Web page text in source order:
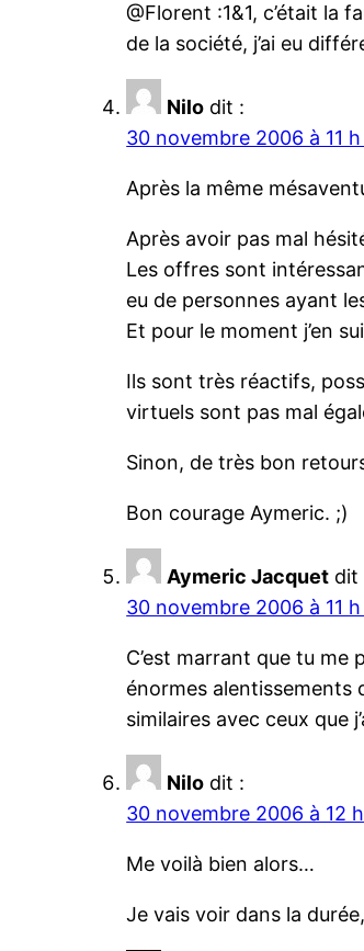
@Florent :1&1, c’était la
de la société, j’ai eu
Nilo dit :
30 novembre 2006 à 11
Après la même
Après avoir pas mal
Les offres sont
eu de personnes ayant
Et pour le moment j’en
Ils sont très réactifs,
virtuels sont pas mal
Sinon, de très bon
Bon courage Aymeric. ;)
Aymeric Jacquet dit
30 novembre 2006 à 11
C’est marrant que tu me
énormes alentissements
similaires avec ceux que
Nilo dit :
30 novembre 2006 à 12 h
Me voilà bien alors…
Je vais voir dans la